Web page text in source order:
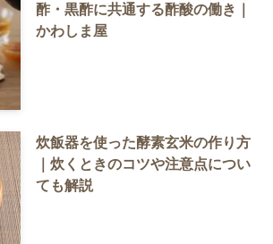
酢・黒酢に共通する酢酸の働き｜
かわしま屋
炊飯器を使った酵素玄米の作り方
｜炊くときのコツや注意点につい
ても解説